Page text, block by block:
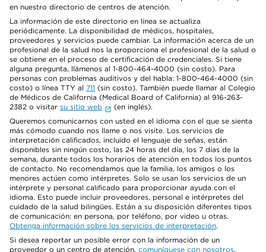
en nuestro directorio de centros de atención.
La información de este directorio en línea se actualiza
periódicamente. La disponibilidad de médicos, hospitales,
proveedores y servicios puede cambiar. La información acerca de un
profesional de la salud nos la proporciona el profesional de la salud o
se obtiene en el proceso de certificación de credenciales. Si tiene
alguna pregunta, llámenos al 1-800-464-4000 (sin costo). Para
personas con problemas auditivos y del habla: 1-800-464-4000 (sin
costo) o línea TTY al 711 (sin costo). También puede llamar al Colegio
de Médicos de California (Medical Board of California) al 916-263-
2382 o visitar su sitio web
(en inglés).
Queremos comunicarnos con usted en el idioma con el que se sienta
más cómodo cuando nos llame o nos visite. Los servicios de
interpretación calificados, incluido el lenguaje de señas, están
disponibles sin ningún costo, las 24 horas del día, los 7 días de la
semana, durante todos los horarios de atención en todos los puntos
de contacto. No recomendamos que la familia, los amigos o los
menores actúen como intérpretes. Solo se usan los servicios de un
intérprete y personal calificado para proporcionar ayuda con el
idioma. Esto puede incluir proveedores, personal e intérpretes del
cuidado de la salud bilingües. Están a su disposición diferentes tipos
de comunicación: en persona, por teléfono, por video u otras.
Obtenga información sobre los servicios de interpretación.
Si desea reportar un posible error con la información de un
proveedor o un centro de atención, comuníquese con nosotros.